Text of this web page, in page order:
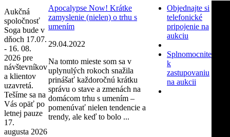
Aukčná
spoločnosť
Soga bude v
dňoch 17.07.
- 16. 08.
2026 pre
návštevníkov
a klientov
uzavretá.
Tešíme sa na
Vás opäť po
letnej pauze
17.
augusta 2026
Apocalypse Now! Krátke
zamyslenie (nielen) o trhu s
umením
29.04.2022
Na tomto mieste som sa v
uplynulých rokoch snažila
prinášať každoročnú krátku
správu o stave a zmenách na
domácom trhu s umením –
pomenúvať nielen tendencie a
trendy, ale keď to bolo ...
Objednajte si
telefonické
pripojenie na
aukciu
Splnomocnite
k
zastupovaniu
na aukcii